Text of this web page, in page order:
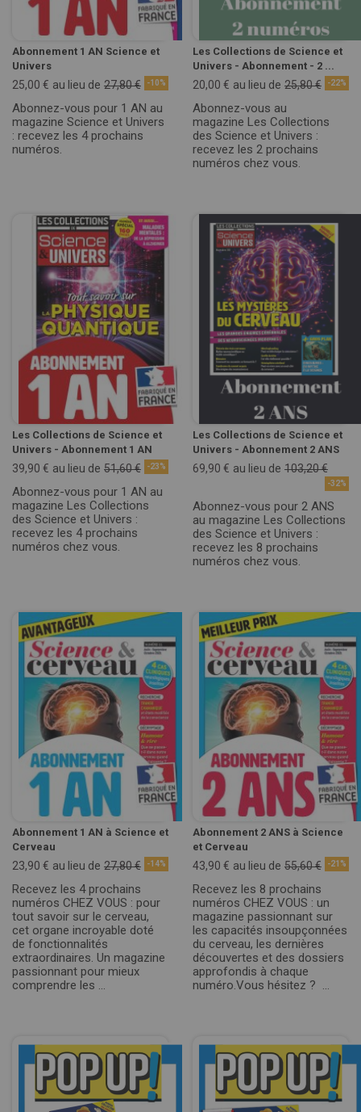
Abonnement 1 AN Science et
Univers
25,00 € au lieu de 27,80 € -10%
Abonnez-vous pour 1 AN au
magazine Science et Univers
: recevez les 4 prochains
numéros.
Les Collections de Science et
Univers - Abonnement - 2 ...
20,00 € au lieu de 25,80 € -22%
Abonnez-vous au
magazine Les Collections
des Science et Univers :
recevez les 2 prochains
numéros chez vous.
Les Collections de Science et
Univers - Abonnement 1 AN
39,90 € au lieu de 51,60 € -23%
Abonnez-vous pour 1 AN au
magazine Les Collections
des Science et Univers :
recevez les 4 prochains
numéros chez vous.
Les Collections de Science et
Univers - Abonnement 2 ANS
69,90 € au lieu de 103,20 €
-32%
Abonnez-vous pour 2 ANS
au magazine Les Collections
des Science et Univers :
recevez les 8 prochains
numéros chez vous.
Abonnement 1 AN à Science et
Cerveau
23,90 € au lieu de 27,80 € -14%
Recevez les 4 prochains
numéros CHEZ VOUS : pour
tout savoir sur le cerveau,
cet organe incroyable doté
de fonctionnalités
extraordinaires. Un magazine
passionnant pour mieux
comprendre les ...
Abonnement 2 ANS à Science
et Cerveau
43,90 € au lieu de 55,60 € -21%
Recevez les 8 prochains
numéros CHEZ VOUS : un
magazine passionnant sur
les capacités insoupçonnées
du cerveau, les dernières
découvertes et des dossiers
approfondis à chaque
numéro.Vous hésitez ? ...